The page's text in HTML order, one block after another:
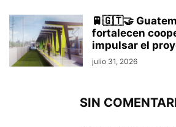
🚆🇬🇹🤝
fortalecen
impulsar el
julio 31, 2026
SIN